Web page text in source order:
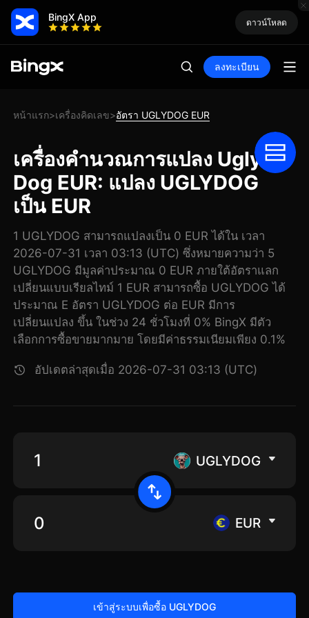
BingX App ดาวน์โหลด
ลงทะเบียน
หน้าแรก>เครื่องคิดเลข>อัตรา UGLYDOG EUR
เครื่องคำนวณการแปลง Ugly
Dog EUR: แปลง UGLYDOG
เป็น EUR
1 UGLYDOG สามารถแปลงเป็น 0 EUR ได้ใน เวลา
2026-07-31 เวลา 03:13 (UTC) ซึ่งหมายความว่า 5
UGLYDOG มีมูลค่าประมาณ 0 EUR ภายใต้อัตราแลก
เปลี่ยนแบบเรียลไทม์ 1 EUR สามารถซื้อ UGLYDOG ได้
ประมาณ E อัตรา UGLYDOG ต่อ EUR มีการ
เปลี่ยนแปลง ขึ้น ในช่วง 24 ชั่วโมงที่ 0% BingX มีตัว
เลือกการซื้อขายมากมาย โดยมีค่าธรรมเนียมเพียง 0.1%
อัปเดตล่าสุดเมื่อ 2026-07-31 03:13 (UTC)
UGLYDOG
EUR
เข้าสู่ระบบเพื่อซื้อ UGLYDOG